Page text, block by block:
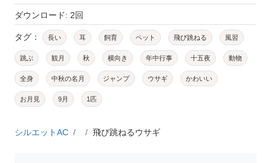
ダウンロード: 2回
タグ： 長い 耳 飼育 ペット 飛び跳ねる 風習
跳ぶ 観月 秋 横向き 年中行事 十五夜 動物
全身 中秋の名月 ジャンプ ウサギ かわいい
お月見 9月 1匹
シルエットAC 飛び跳ねるウサギ